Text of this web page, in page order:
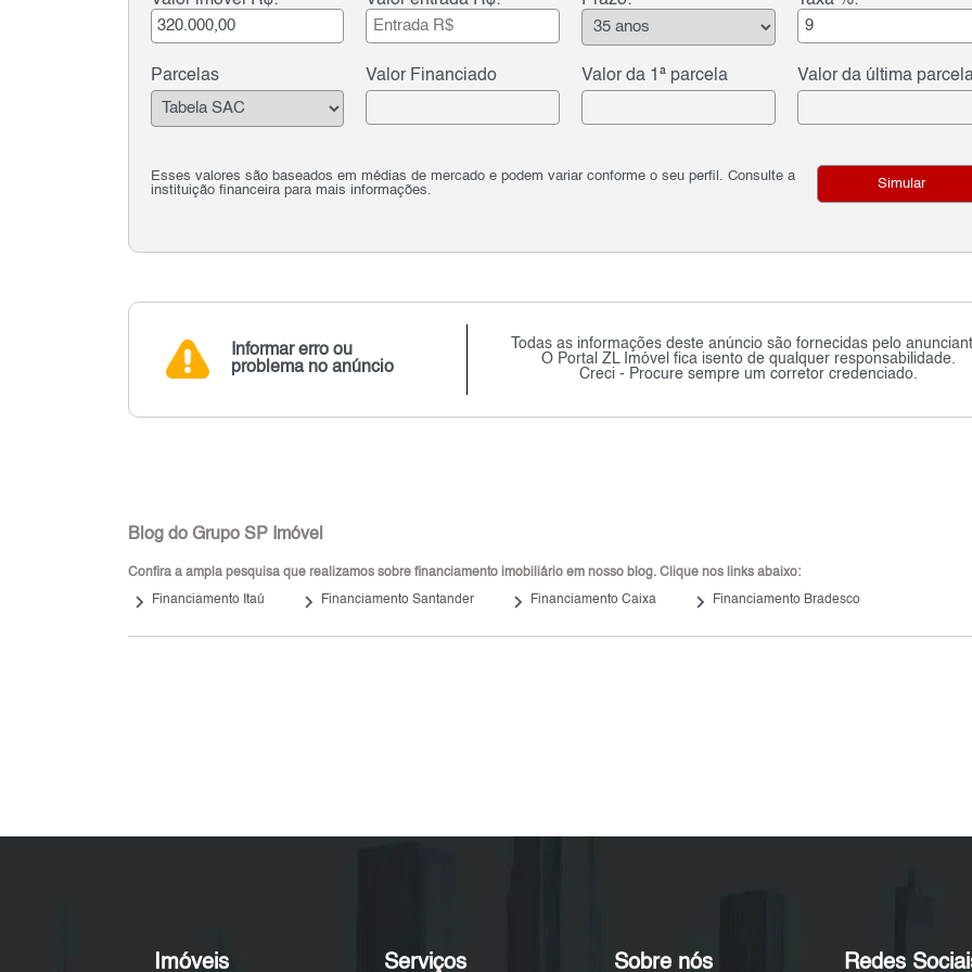
Parcelas Valor Financiado Valor da 1ª parcela Valor da última
Esses valores são baseados em médias de mercado e podem variar conforme o seu perfil. Consulte a
instituição financeira para mais informações.
Simular
Informar erro ou
problema no anúncio
Todas as informações deste anúncio são fornecidas pelo
O Portal ZL Imóvel fica isento de qualquer responsabilidade.
Creci - Procure sempre um corretor credenciado.
Blog do Grupo SP Imóvel
Confira a ampla pesquisa que realizamos sobre financiamento imobiliário em nosso blog. Clique nos links abaixo:
keyboard_arrow_right Financiamento Itaú keyboard_arrow_right Financiamento Santander keyboard_arrow_right Financiamento Caixa keyboard_arrow_right Financiamento Bradesco
Imóveis Serviços Sobre nós Redes